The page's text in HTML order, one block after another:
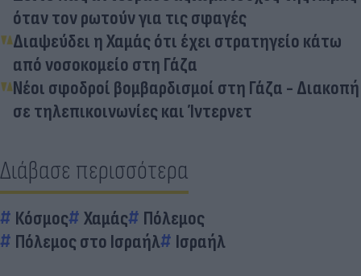
όταν τον ρωτούν για τις σφαγές
Διαψεύδει η Χαμάς ότι έχει στρατηγείο κάτω
από νοσοκομείο στη Γάζα
Νέοι σφοδροί βομβαρδισμοί στη Γάζα - Διακοπή
σε τηλεπικοινωνίες και Ίντερνετ
Διάβασε περισσότερα
Κόσμος Χαμάς
Πόλεμος
Πόλεμος στο Ισραήλ
Ισραήλ